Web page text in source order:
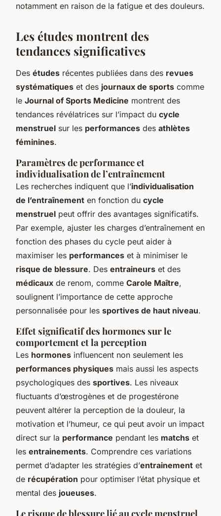
notamment en raison de la fatigue et des douleurs.
Les études montrent des
tendances significatives
Des études récentes publiées dans des revues
systématiques et des journaux de sports comme
le Journal of Sports Medicine montrent des
tendances révélatrices sur l’impact du cycle
menstruel sur les performances des athlètes
féminines.
Paramètres de performance et
individualisation de l’entraînement
Les recherches indiquent que l’individualisation
de l’entraînement en fonction du cycle
menstruel peut offrir des avantages significatifs.
Par exemple, ajuster les charges d’entraînement en
fonction des phases du cycle peut aider à
maximiser les performances et à minimiser le
risque de blessure. Des entraineurs et des
médicaux de renom, comme Carole Maître,
soulignent l’importance de cette approche
personnalisée pour les sportives de haut niveau.
Effet significatif des hormones sur le
comportement et la perception
Les hormones influencent non seulement les
performances physiques mais aussi les aspects
psychologiques des sportives. Les niveaux
fluctuants d’œstrogènes et de progestérone
peuvent altérer la perception de la douleur, la
motivation et l’humeur, ce qui peut avoir un impact
direct sur la performance pendant les matchs et
les entrainements. Comprendre ces variations
permet d’adapter les stratégies d’entrainement et
de récupération pour optimiser l’état physique et
mental des joueuses.
Le risque de blessure lié au cycle menstruel